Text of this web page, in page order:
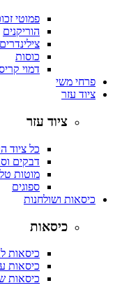
פמוטי
הוריקנים
צילינדרים
כוסות
דמוי
פרחי משי
ציוד עזר
ציוד עזר
כל ציוד
דבקים
מוטות
ספוגים
כיסאות ושולחנות
כיסאות
כיסאות
כיסאות
כיסאות